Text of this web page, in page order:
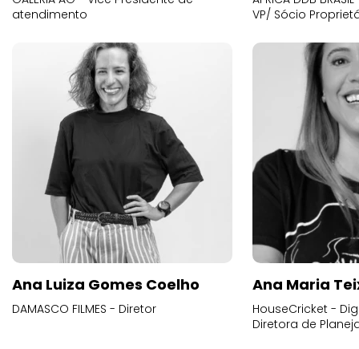
atendimento
VP/ Sócio
Ana Luiza Gomes Coelho
DAMASCO FILMES - Diretor
Ana Maria
HouseCricket -
Diretora de